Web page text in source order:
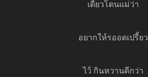
เดี๋ยวโดนแม่ว่า
อยากให้รออดเปรี้ยว
ไว้ กินหวานดีกว่า